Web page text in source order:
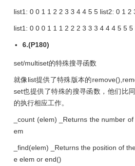
list1: 0 0 1 1 2 2 3 3 4 4 5 5 list2: 0 1 2
list1: 0 0 0 1 1 1 2 2 2 3 3 3 4 4 4 5 5 5
6.(P180)
set/multiset的特殊搜寻函数
就像list提供了特殊版本的
set也提供了特殊的搜寻函数，他们比
的执行相应工作。
_count (elem) _Returns the number
em
_find(elem) _Returns the position of
e elem or end()